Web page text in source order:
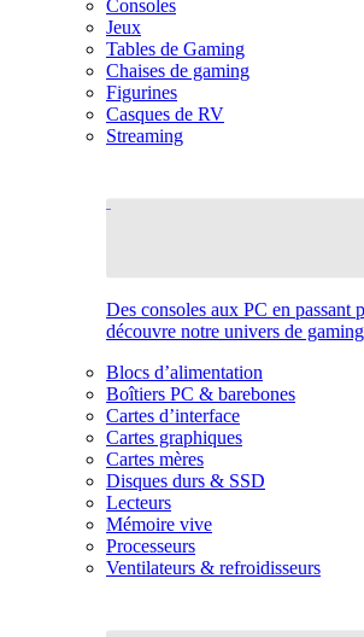
Consoles
Jeux
Tables de Gaming
Chaises de gaming
Figurines
Casques de RV
Streaming
Des consoles aux PC en passant
découvre notre univers de gaming
Blocs d’alimentation
Boîtiers PC & barebones
Cartes d’interface
Cartes graphiques
Cartes mères
Disques durs & SSD
Lecteurs
Mémoire vive
Processeurs
Ventilateurs & refroidisseurs